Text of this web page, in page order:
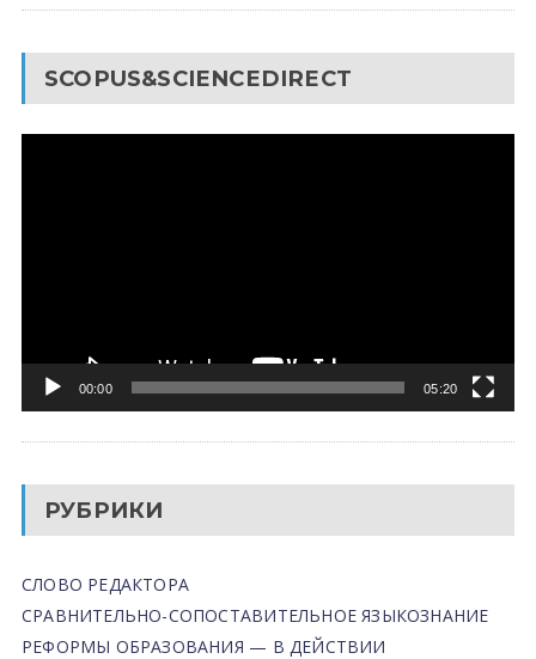
SCOPUS&SCIENCEDIRECT
00:00 05:20
РУБРИКИ
СЛОВО РЕДАКТОРА
СРАВНИТЕЛЬНО-СОПОСТАВИТЕЛЬНОЕ ЯЗЫКОЗНАНИЕ
РЕФОРМЫ ОБРАЗОВАНИЯ — В ДЕЙСТВИИ